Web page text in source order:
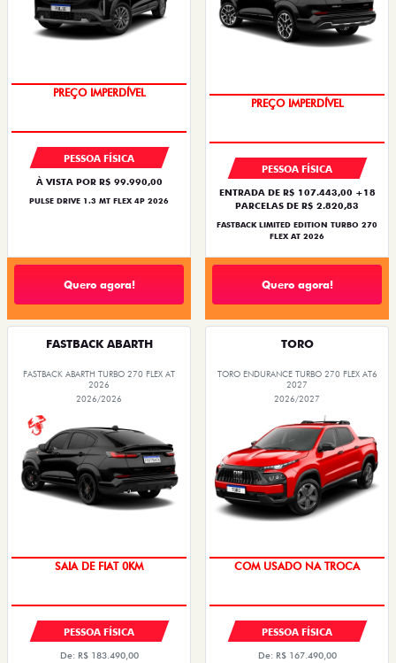
OPORTUNIDADE
PESSOA FÍSICA
À VISTA POR R$ 99.990,00
PULSE DRIVE 1.3 MT FLEX 4P 2026
Quero agora!
COM USADO NA TROCA
PESSOA FÍSICA
ENTRADA DE R$ 107.443,00 +18
PARCELAS DE R$ 2.820,83
FASTBACK LIMITED EDITION TURBO 270
FLEX AT 2026
Quero agora!
FASTBACK ABARTH
FASTBACK ABARTH TURBO 270 FLEX AT
2026
2026/2026
PREÇO IMPERDÍVEL
PESSOA FÍSICA
De: R$ 183.490,00
TORO
TORO ENDURANCE TURBO 270 FLEX AT6
2027
2026/2027
OPORTUNIDADE
PESSOA FÍSICA
De: R$ 167.490,00